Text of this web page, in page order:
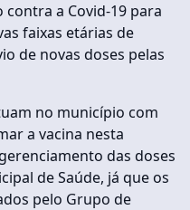
contra a Covid-19 para
faixas etárias de
de novas doses pelas
no município com
a vacina nesta
das doses
de Saúde, já que os
pelo Grupo de